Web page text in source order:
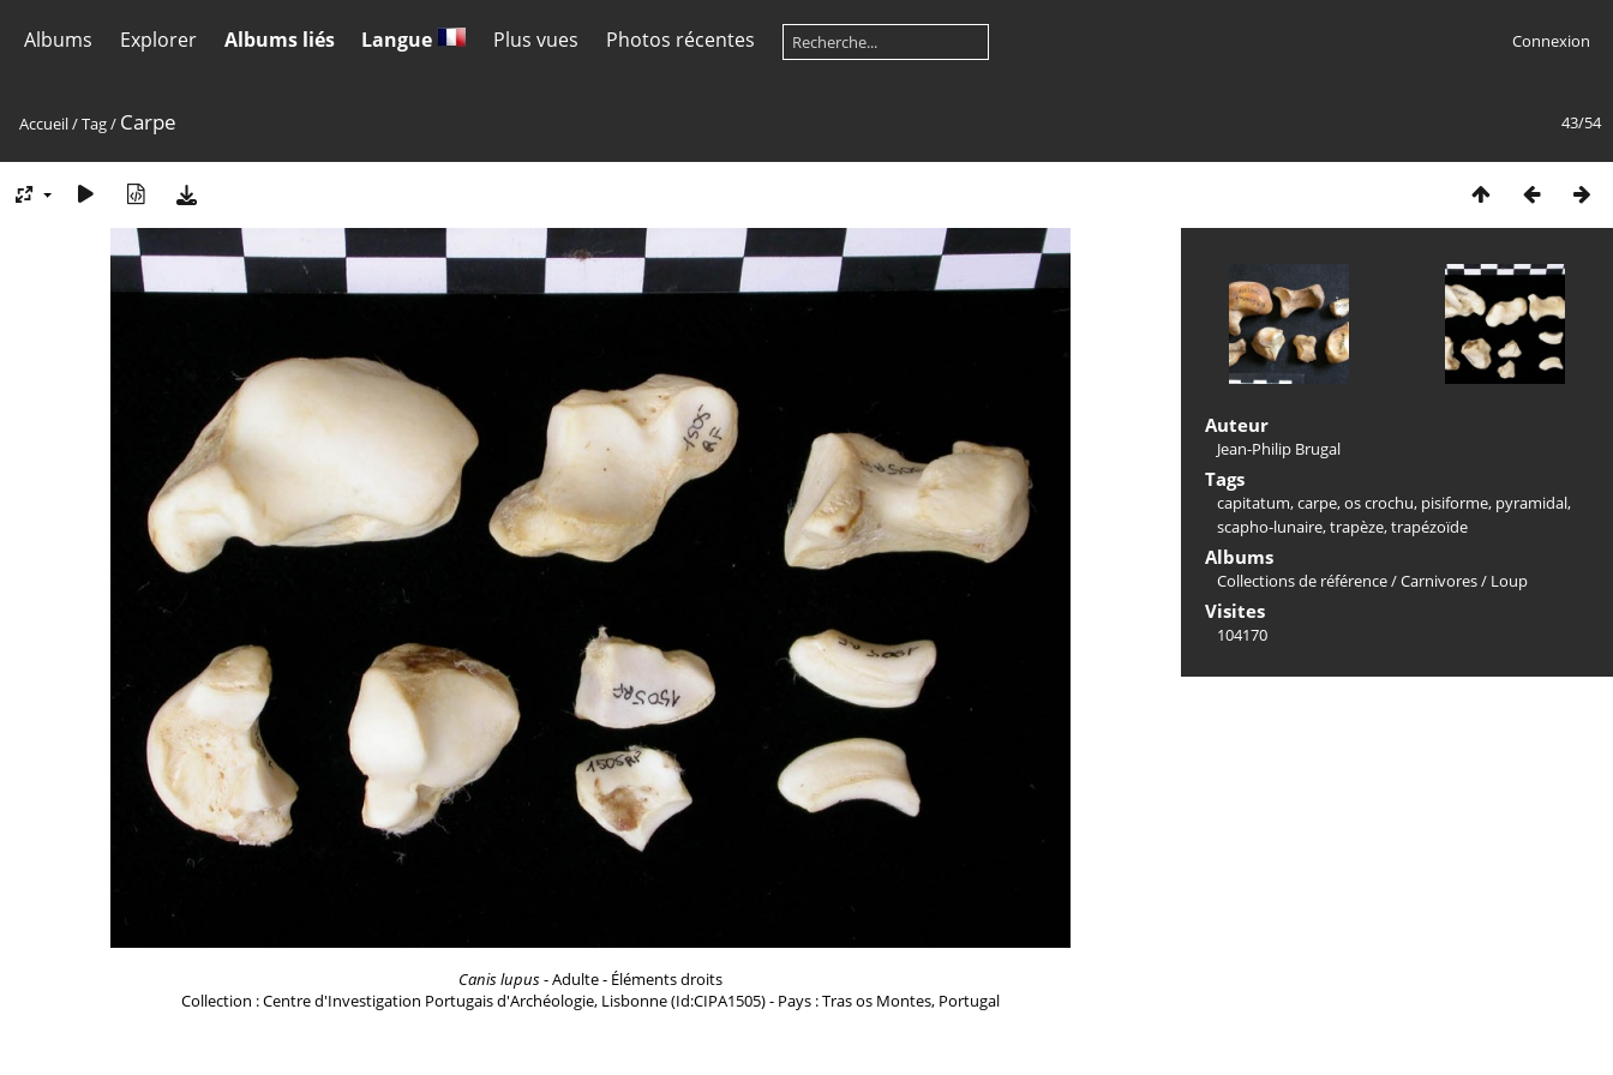
Albums Explorer Albums liés Langue Plus vues Photos récentes Connexion
43/54
Accueil/Tag/ Carpe
Canis lupus- Adulte - Éléments droits
Collection : Centre d'Investigation Portugais d'Archéologie, Lisbonne (Id:CIPA1505) - Pays : Tras os Montes, Portugal
Auteur
Jean-Philip Brugal
Tags
capitatum,carpe,os crochu, pisiforme, pyramidal,
scapho-lunaire,trapèze,trapézoïde
Albums
Collections de référence/Carnivores/ Loup
Visites
104170